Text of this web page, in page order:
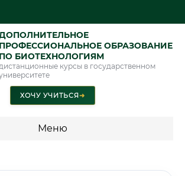
ПРОФЕССИОНАЛЬНОЕ ОБРАЗОВАНИЕ
ПО БИОТЕХНОЛОГИЯМ
курсы в государственном
ХОЧУ УЧИТЬСЯ➜
Меню